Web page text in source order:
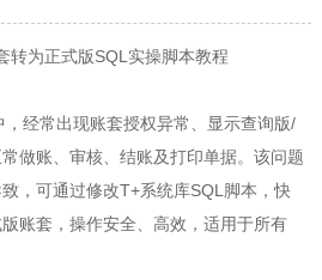
转为正式版SQL实操脚本教程
经常出现账套授权异常、显示查询版/
做账、审核、结账及打印单据。该问题
，可通过修改T+系统库SQL脚本，快
账套，操作安全、高效，适用于所有